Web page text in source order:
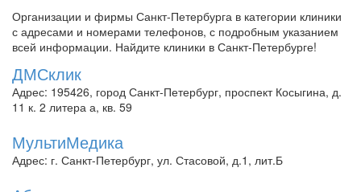
Организации и фирмы Санкт-Петербурга в категории клиники
с адресами и номерами телефонов, с подробным указанием
всей информации. Найдите клиники в Санкт-Петербурге!
ДМСклик
Адрес: 195426, город Санкт-Петербург, проспект Косыгина, д.
11 к. 2 литера а, кв. 59
МультиМедика
Адрес: г. Санкт-Петербург, ул. Стасовой, д.1, лит.Б